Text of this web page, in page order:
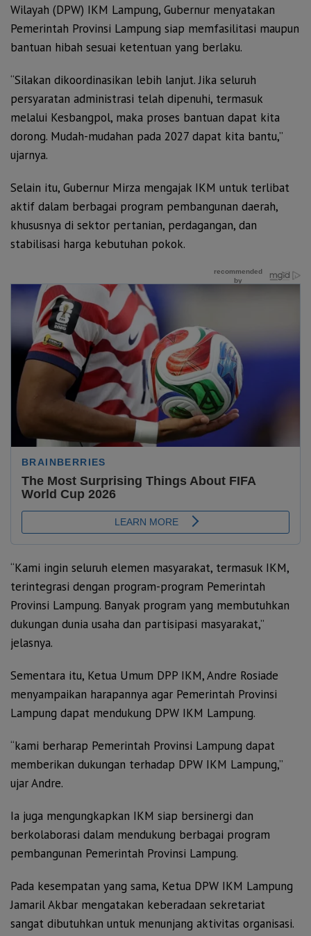
Wilayah (DPW) IKM Lampung, Gubernur menyatakan
Pemerintah Provinsi Lampung siap memfasilitasi maupun
bantuan hibah sesuai ketentuan yang berlaku.
“Silakan dikoordinasikan lebih lanjut. Jika seluruh
persyaratan administrasi telah dipenuhi, termasuk
melalui Kesbangpol, maka proses bantuan dapat kita
dorong. Mudah-mudahan pada 2027 dapat kita bantu,”
ujarnya.
Selain itu, Gubernur Mirza mengajak IKM untuk terlibat
aktif dalam berbagai program pembangunan daerah,
khususnya di sektor pertanian, perdagangan, dan
stabilisasi harga kebutuhan pokok.
“Kami ingin seluruh elemen masyarakat, termasuk IKM,
terintegrasi dengan program-program Pemerintah
Provinsi Lampung. Banyak program yang membutuhkan
dukungan dunia usaha dan partisipasi masyarakat,”
jelasnya.
Sementara itu, Ketua Umum DPP IKM, Andre Rosiade
menyampaikan harapannya agar Pemerintah Provinsi
Lampung dapat mendukung DPW IKM Lampung.
“kami berharap Pemerintah Provinsi Lampung dapat
memberikan dukungan terhadap DPW IKM Lampung,”
ujar Andre.
Ia juga mengungkapkan IKM siap bersinergi dan
berkolaborasi dalam mendukung berbagai program
pembangunan Pemerintah Provinsi Lampung.
Pada kesempatan yang sama, Ketua DPW IKM Lampung
Jamaril Akbar mengatakan keberadaan sekretariat
sangat dibutuhkan untuk menunjang aktivitas organisasi.